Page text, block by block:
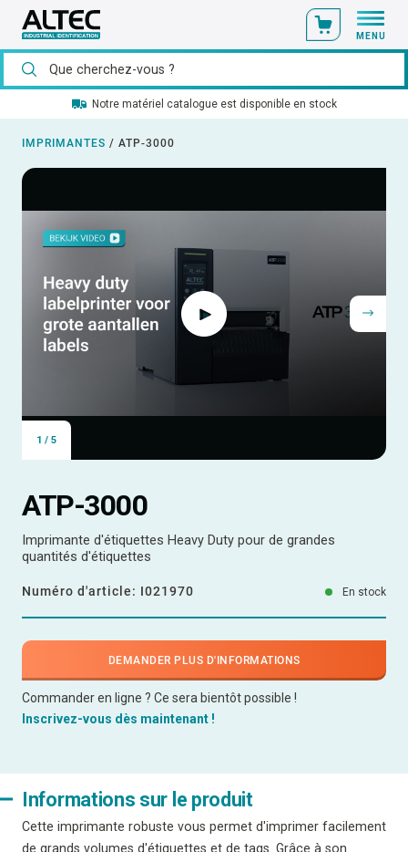
MENU
Notre matériel catalogue est disponible en stock
IMPRIMANTES / ATP-3000
1 / 5
ATP-3000
Imprimante d'étiquettes Heavy Duty pour de grandes
quantités d'étiquettes
Numéro d'article: I021970 En stock
DEMANDER PLUS D'INFORMATIONS
Commander en ligne ? Ce sera bientôt possible !
Inscrivez-vous dès maintenant !
Informations sur le produit
Cette imprimante robuste vous permet d'imprimer facilement
de grands volumes d'étiquettes et de tags. Grâce à son